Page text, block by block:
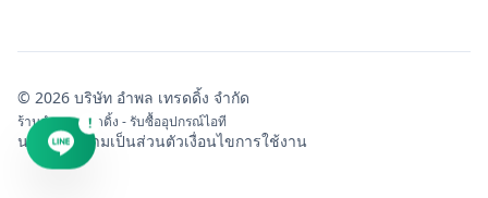
!
© 2026 บริษัท อำพล เทรดดิ้ง จำกัด
ร้านอำพล เทรดดิ้ง - รับซื้ออุปกรณ์ไอที
นโยบายความเป็นส่วนตัวเงื่อนไขการใช้งาน